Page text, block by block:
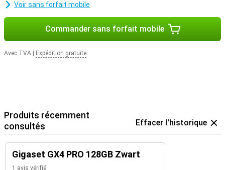
Voir sans forfait mobile
Commander sans forfait mobile
Avec TVA Expédition gratuite
Produits récemment
consultés
Effacer l'historique
Gigaset GX4 PRO 128GB Zwart
1 avis vérifié